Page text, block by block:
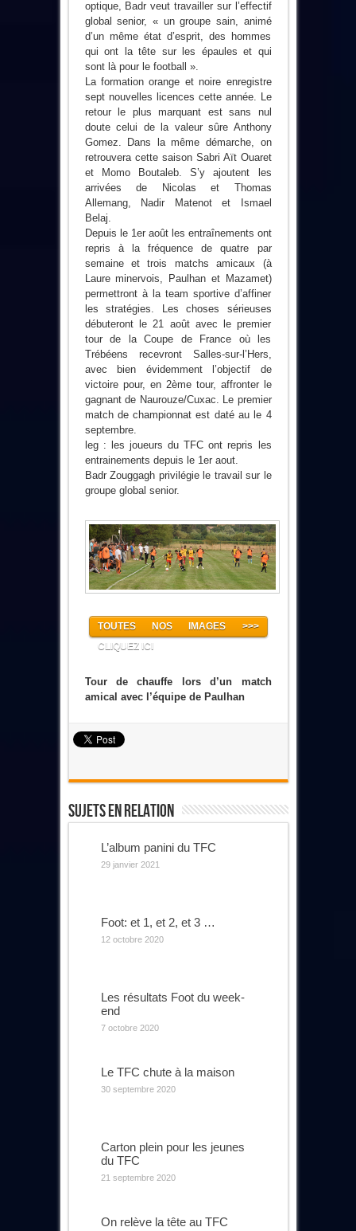
optique, Badr veut travailler sur l’effectif
global senior, « un groupe sain, animé
d’un même état d’esprit, des hommes
qui ont la tête sur les épaules et qui
sont là pour le football ».
La formation orange et noire enregistre
sept nouvelles licences cette année. Le
retour le plus marquant est sans nul
doute celui de la valeur sûre Anthony
Gomez. Dans la même démarche, on
retrouvera cette saison Sabri Aït Ouaret
et Momo Boutaleb. S’y ajoutent les
arrivées de Nicolas et Thomas
Allemang, Nadir Matenot et Ismael
Belaj.
Depuis le 1er août les entraînements ont
repris à la fréquence de quatre par
semaine et trois matchs amicaux (à
Laure minervois, Paulhan et Mazamet)
permettront à la team sportive d’affiner
les stratégies. Les choses sérieuses
débuteront le 21 août avec le premier
tour de la Coupe de France où les
Trébéens recevront Salles-sur-l’Hers,
avec bien évidemment l’objectif de
victoire pour, en 2ème tour, affronter le
gagnant de Naurouze/Cuxac. Le premier
match de championnat est daté au le 4
septembre.
leg : les joueurs du TFC ont repris les
entrainements depuis le 1er aout.
Badr Zouggagh privilégie le travail sur le
groupe global senior.
TOUTES NOS IMAGES >>>
CLIQUEZ ICI
Tour de chauffe lors d’un match
amical avec l’équipe de Paulhan
Sujets En Relation
L’album panini du TFC
29 janvier 2021
Foot: et 1, et 2, et 3 …
12 octobre 2020
Les résultats Foot du week-
end
7 octobre 2020
Le TFC chute à la maison
30 septembre 2020
Carton plein pour les jeunes
du TFC
21 septembre 2020
On relève la tête au TFC